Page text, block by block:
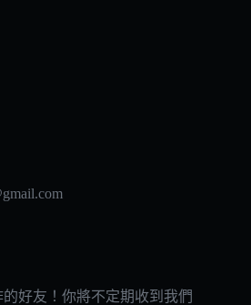
好友！你將不定期收到我們